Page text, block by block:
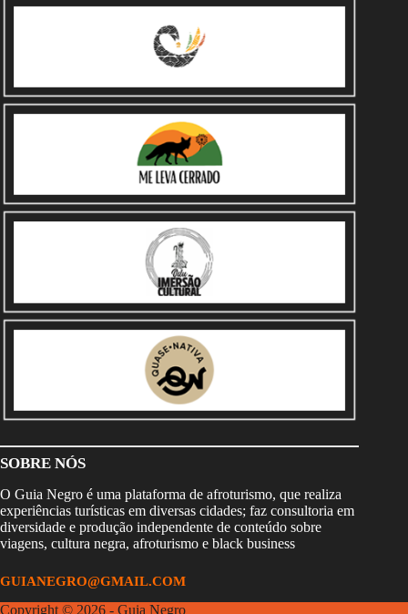
SOBRE NÓS
O Guia Negro é uma plataforma de afroturismo, que realiza
experiências turísticas em diversas cidades; faz consultoria em
diversidade e produção independente de conteúdo sobre
viagens, cultura negra, afroturismo e black business
GUIANEGRO@GMAIL.COM
Copyright © 2026 - Guia Negro